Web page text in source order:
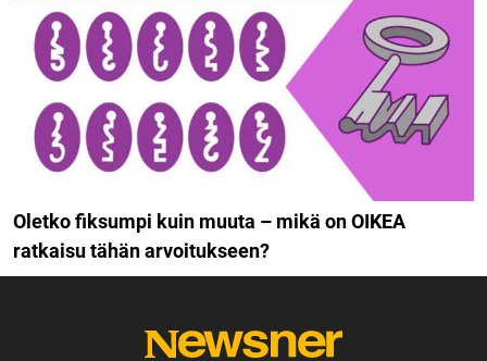
Oletko fiksumpi kuin muuta – mikä on OIKEA
ratkaisu tähän arvoitukseen?